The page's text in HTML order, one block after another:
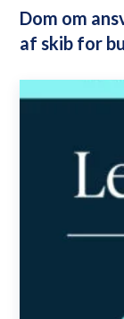
Dom om
af skib for